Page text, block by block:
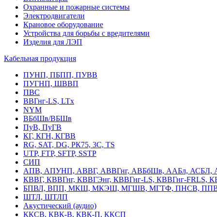
Охранные и пожарные системы
Электродвигатели
Крановое оборудование
Устройства для борьбы с вредителями
Изделия для ЛЭП
Кабельная продукция
ПУНП, ПБПП, ПУВВ
ПУГНП, ШВВП
ПВС
ВВГнг-LS, LTx
NYM
ВБбШв/ВБШв
ПуВ, ПуГВ
КГ, КГН, КГВВ
RG, SAT, DG, РК75, 3С, TS
UTP, FTP, SFTP, SSTP
СИП
АПВ, АПУНП, АВВГ, АВВГнг, АВБбШв, ААБл, АСБЛ,
КВВГ, КВВГнг, КВВГЭнг, КВВГнг-LS, КВВГнг-FRLS,
БПВЛ, ВПП, МКШ, МКЭШ, МГШВ, МГТФ, ПНСВ,
ШТЛ, ШТЛП
Акустический (аудио)
ККСВ, КВК-В, КВК-П, ККСП